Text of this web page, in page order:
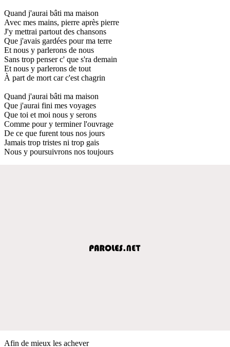
Quand j'aurai bâti ma maison
Avec mes mains, pierre après pierre
J'y mettrai partout des chansons
Que j'avais gardées pour ma terre
Et nous y parlerons de nous
Sans trop penser c' que s'ra demain
Et nous y parlerons de tout
À part de mort car c'est chagrin
Quand j'aurai bâti ma maison
Que j'aurai fini mes voyages
Que toi et moi nous y serons
Comme pour y terminer l'ouvrage
De ce que furent tous nos jours
Jamais trop tristes ni trop gais
Nous y poursuivrons nos toujours
Afin de mieux les achever